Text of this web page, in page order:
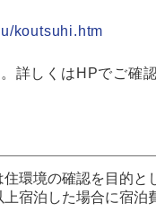
koutsuhi.htm
詳しくはHPでご確認
環境の確認を目的
宿泊した場合に宿泊